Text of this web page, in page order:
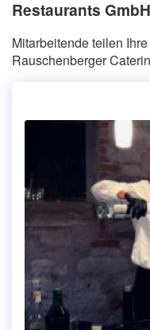
Restaurants
Mitarbeitende teilen
Rauschenberger